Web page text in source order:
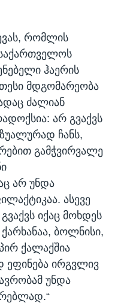
რომლის
ჰაერის
მდგომარეობა
ძალიან
არ გვაქვს
ჩანს,
გამჭვირვალე
არ უნდა
ასევე
იქაც მოხდეს
ქარხანაა, ბოლნისი,
ქალაქშია
ეფინება ირგვლივ
უნდა